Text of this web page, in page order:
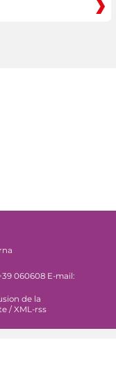
060608 E-mail:
de la
/ XML-rss